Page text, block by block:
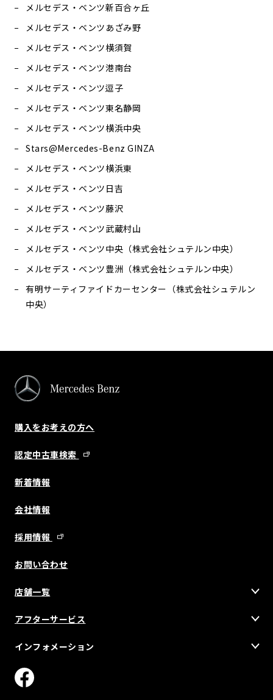
メルセデス・ベンツ新百合ヶ丘
メルセデス・ベンツあざみ野
メルセデス・ベンツ横須賀
メルセデス・ベンツ港南台
メルセデス・ベンツ逗子
メルセデス・ベンツ東名静岡
メルセデス・ベンツ横浜中央
Stars@Mercedes-Benz GINZA
メルセデス・ベンツ横浜東
メルセデス・ベンツ日吉
メルセデス・ベンツ藤沢
メルセデス・ベンツ武蔵村山
メルセデス・ベンツ中央（株式会社シュテルン中央）
メルセデス・ベンツ豊洲（株式会社シュテルン中央）
有明サーティファイドカーセンター（株式会社シュテルン
中央）
購入をお考えの方へ
認定中古車検索
新着情報
会社情報
採用情報
お問い合わせ
店舗一覧
アフターサービス
インフォメーション